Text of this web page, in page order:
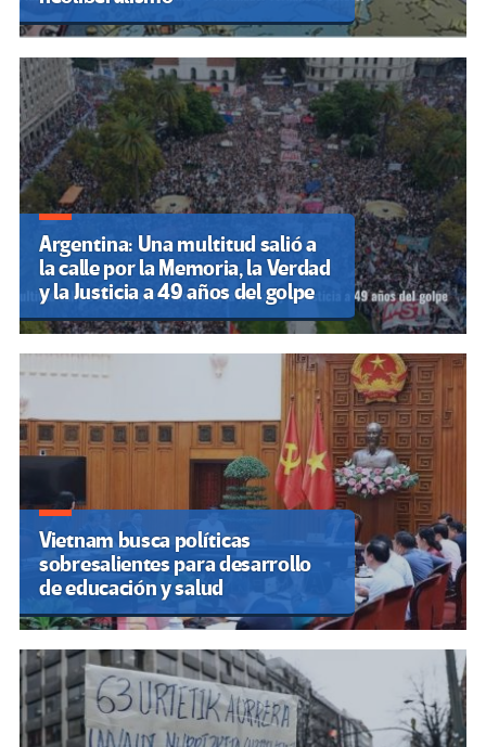
Argentina: Una multitud salió a
la calle por la Memoria, la Verdad
y la Justicia a 49 años del golpe
Vietnam busca políticas
sobresalientes para desarrollo
de educación y salud